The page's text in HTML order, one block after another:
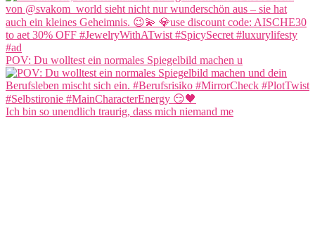
POV: Du wolltest ein normales Spiegelbild machen u
Ich bin so unendlich traurig, dass mich niemand me